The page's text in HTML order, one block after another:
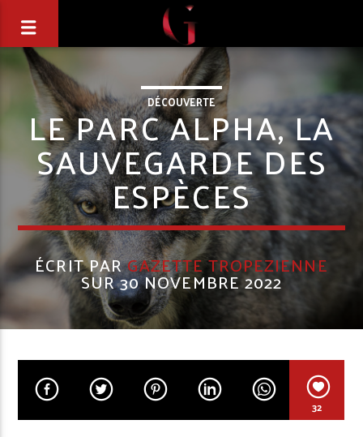
DÉCOUVERTE
LE PARC ALPHA, LA
SAUVEGARDE DES
ESPÈCES
ÉCRIT PARGAZETTE TROPEZIENNE
SUR 30 NOVEMBRE 2022
32